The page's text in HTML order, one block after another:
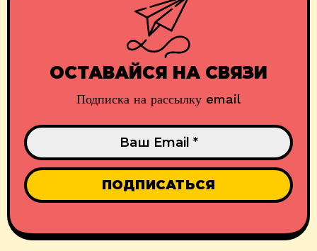
ОСТАВАЙСЯ НА СВЯЗИ
Подписка на рассылку email